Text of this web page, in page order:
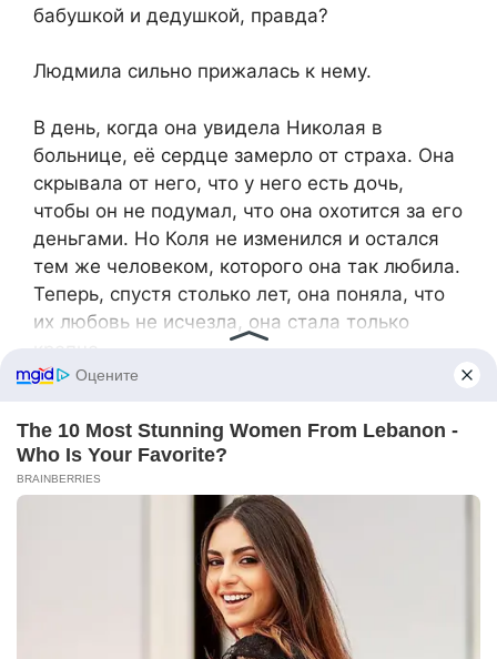
бабушкой и дедушкой, правда?
Людмила сильно прижалась к нему.
В день, когда она увидела Николая в
больнице, её сердце замерло от страха. Она
скрывала от него, что у него есть дочь,
чтобы он не подумал, что она охотится за его
деньгами. Но Коля не изменился и остался
тем же человеком, которого она так любила.
Теперь, спустя столько лет, она поняла, что
их любовь не исчезла, она стала только